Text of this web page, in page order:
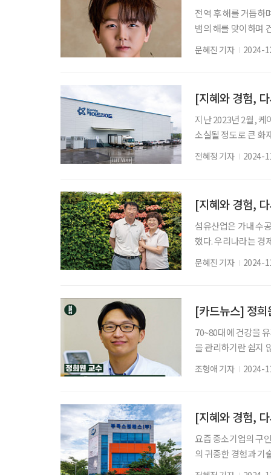
전역 후 해를 거듭하
뱀의 해를 맞이하며
굉장히 잘 어울렸
보는 처음이에요. 방
문혜진 기자 2024-
[지혜와 경험,
지난 2023년 2월, 케
소실될 정도로 큰 화
력 수급 문제까지
중장년내일센터의
전혜정 기자 2024-
[지혜와 경험,
섬유산업은 가내 수
했다. 우리나라는 경
‘섬유 도시’다. 대
되는 침구 제품 대부
도움이
문혜진 기자 2024-
[카드뉴스] 정희
70~80대에 건강을
을 관리하기란 쉽지
다. 유병장수 시대
년내과 교수 (시니
조형애 기자 2024-
요즘 중소기업의 구
의 귀중한 경험과 기
며 청년 인구가 적